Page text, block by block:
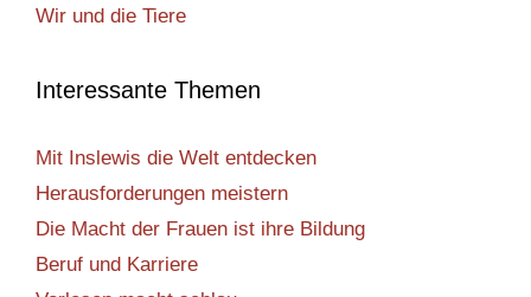
Wir und die Tiere
Interessante Themen
Mit Inslewis die Welt entdecken
Herausforderungen meistern
Die Macht der Frauen ist ihre Bildung
Beruf und Karriere